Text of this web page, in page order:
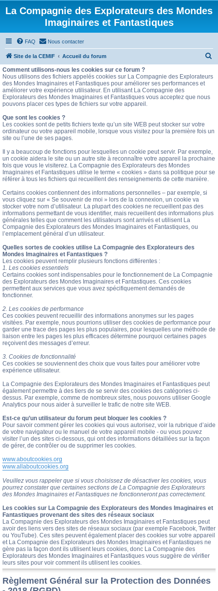
La Compagnie des Explorateurs des Mondes
Imaginaires et Fantastiques
FAQ Nous contacter
Site de la CEMIF Accueil du forum
c
r
Comment utilisons-nous les cookies sur ce forum ?
Nous utilisons des fichiers appelés cookies sur La Compagnie des Explorateurs
des Mondes Imaginaires et Fantastiques pour améliorer ses performances et
améliorer votre expérience utilisateur. En utilisant La Compagnie des
Explorateurs des Mondes Imaginaires et Fantastiques vous acceptez que nous
pouvons placer ces types de fichiers sur votre appareil.
Que sont les cookies ?
Les cookies sont de petits fichiers texte qu’un site WEB peut stocker sur votre
ordinateur ou votre appareil mobile, lorsque vous visitez pour la première fois un
site ou l’une de ses pages.
Il y a beaucoup de fonctions pour lesquelles un cookie peut servir. Par exemple,
un cookie aidera le site ou un autre site à reconnaître votre appareil la prochaine
fois que vous le visiterez. La Compagnie des Explorateurs des Mondes
Imaginaires et Fantastiques utilise le terme « cookies » dans sa politique pour se
référer à tous les fichiers qui recueillent des renseignements de cette manière.
Certains cookies contiennent des informations personnelles – par exemple, si
vous cliquez sur « Se souvenir de moi » lors de la connexion, un cookie va
stocker votre nom d’utilisateur. La plupart des cookies ne recueillent pas des
informations permettant de vous identifier, mais recueillent des informations plus
générales telles que comment les utilisateurs sont arrivés et utilisent La
Compagnie des Explorateurs des Mondes Imaginaires et Fantastiques, ou
l’emplacement général d’un utilisateur.
Quelles sortes de cookies utilise La Compagnie des Explorateurs des
Mondes Imaginaires et Fantastiques ?
Les cookies peuvent remplir plusieurs fonctions différentes :
1. Les cookies essentiels
Certains cookies sont indispensables pour le fonctionnement de La Compagnie
des Explorateurs des Mondes Imaginaires et Fantastiques. Ces cookies
permettent aux services que vous avez spécifiquement demandés de
fonctionner.
2. Les cookies de performance
Ces cookies peuvent recueillir des informations anonymes sur les pages
visitées. Par exemple, nous pourrions utiliser des cookies de performance pour
garder une trace des pages les plus populaires, pour lesquelles une méthode de
liaison entre les pages les plus efficaces détermine pourquoi certaines pages
reçoivent des messages d’erreur.
3. Cookies de fonctionnalité
Ces cookies se souviennent des choix que vous faites pour améliorer votre
expérience utilisateur.
La Compagnie des Explorateurs des Mondes Imaginaires et Fantastiques peut
également permettre à des tiers de se servir des cookies des catégories ci-
dessus. Par exemple, comme de nombreux sites, nous pouvons utiliser Google
Analytics pour nous aider à surveiller le trafic de notre site WEB.
Est-ce qu’un utilisateur du forum peut bloquer les cookies ?
Pour savoir comment gérer les cookies qui vous autorisez, voir la rubrique d’aide
de votre navigateur ou le manuel de votre appareil mobile - ou vous pouvez
visiter l’un des sites ci-dessous, qui ont des informations détaillées sur la façon
de gérer, de contrôler ou de supprimer les cookies.
www.aboutcookies.org
www.allaboutcookies.org
Veuillez vous rappeler que si vous choisissez de désactiver les cookies, vous
pourrez constater que certaines sections de La Compagnie des Explorateurs
des Mondes Imaginaires et Fantastiques ne fonctionneront pas correctement.
Les cookies sur La Compagnie des Explorateurs des Mondes Imaginaires et
Fantastiques provenant des sites des réseaux sociaux
La Compagnie des Explorateurs des Mondes Imaginaires et Fantastiques peut
avoir des liens vers des sites de réseaux sociaux (par exemple Facebook, Twitter
ou YouTube). Ces sites peuvent également placer des cookies sur votre appareil
et La Compagnie des Explorateurs des Mondes Imaginaires et Fantastiques ne
gère pas la façon dont ils utilisent leurs cookies, donc La Compagnie des
Explorateurs des Mondes Imaginaires et Fantastiques vous suggère de vérifier
leurs sites pour voir comment ils utilisent les cookies.
Règlement Général sur la Protection des Données